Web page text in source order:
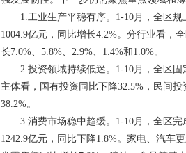
1.工业生产平稳有序。1-10月，全区
1004.9亿元，同比增长4.2%。分行业看，
长7.0%、5.8%、2.9%、1.4%和1.0%。
2.投资领域持续低迷。1-10月，全区
主体看，国有投资同比下降32.5%，民间
38.2%。
3.消费市场稳中趋缓。1-10月，全区
1242.9亿元，同比下降1.8%。家电、汽车